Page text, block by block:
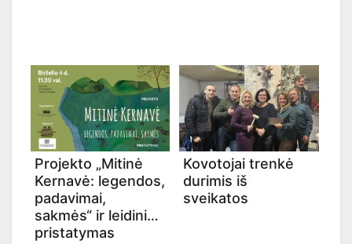
Projekto „Mitinė
Kernavė: legendos,
padavimai,
sakmės“ ir leidinio
pristatymas
Kovotojai trenkė
durimis iš
sveikatos